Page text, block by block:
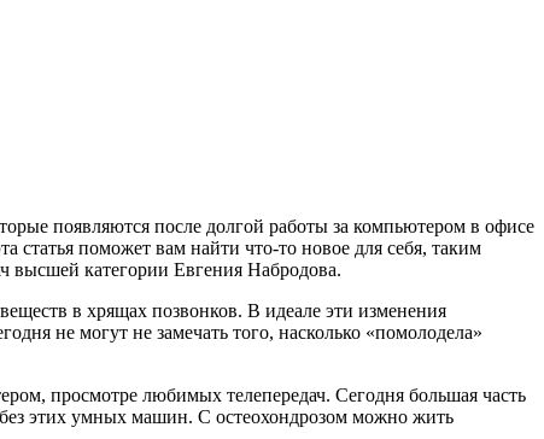
появляются после долгой работы за компьютером в офисе
поможет вам найти что-то новое для себя, таким
высшей категории Евгения Набродова.
в хрящах позвонков. В идеале эти изменения
не могут не замечать того, насколько «помолодела»
просмотре любимых телепередач. Сегодня большая часть
без этих умных машин. С остеохондрозом можно жить